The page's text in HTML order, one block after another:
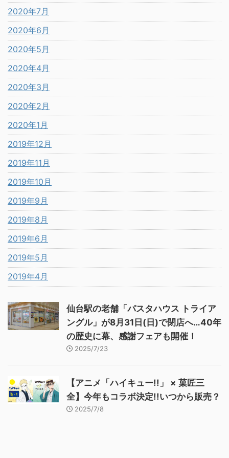
2020年7月
2020年6月
2020年5月
2020年4月
2020年3月
2020年2月
2020年1月
2019年12月
2019年11月
2019年10月
2019年9月
2019年8月
2019年6月
2019年5月
2019年4月
仙台駅の老舗「パスタハウス トライア
ングル」が8月31日(日)で閉店へ…40年
の歴史に幕、感謝フェアも開催！
2025/7/23
【アニメ「ハイキュー!!」 × 菓匠三
全】今年もコラボ決定!!いつから販売？
2025/7/8